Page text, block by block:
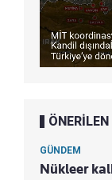
GÜNDEM
Nükleer